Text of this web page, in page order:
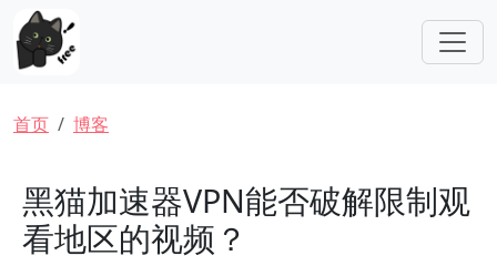
跳转到主要内容
面包屑
首页 博客
黑猫加速器VPN能否破解限制观
看地区的视频？